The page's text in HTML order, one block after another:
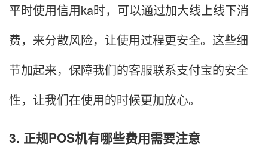
平时使用信用ka时，可以通过加大线上线下消
费，来分散风险，让使用过程更安全。这些细
节加起来，保障我们的客服联系支付宝的安全
性，让我们在使用的时候更加放心。
3. 正规POS机有哪些费用需要注意